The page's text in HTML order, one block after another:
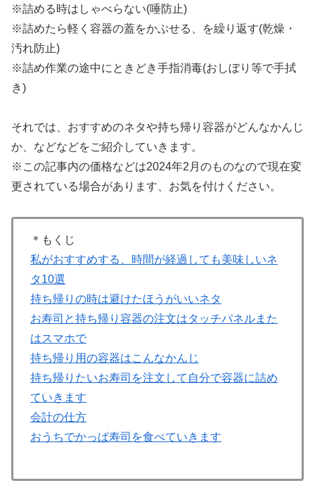
※詰める時はしゃべらない(唾防止)
※詰めたら軽く容器の蓋をかぶせる、を繰り返す(乾燥・
汚れ防止)
※詰め作業の途中にときどき手指消毒(おしぼり等で手拭
き)
それでは、おすすめのネタや持ち帰り容器がどんなかんじ
か、などなどをご紹介していきます。
※この記事内の価格などは2024年2月のものなので現在変
更されている場合があります、お気を付けください。
＊もくじ
私がおすすめする、時間が経過しても美味しいネ
タ10選
持ち帰りの時は避けたほうがいいネタ
お寿司と持ち帰り容器の注文はタッチパネルまた
はスマホで
持ち帰り用の容器はこんなかんじ
持ち帰りたいお寿司を注文して自分で容器に詰め
ていきます
会計の仕方
おうちでかっぱ寿司を食べていきます